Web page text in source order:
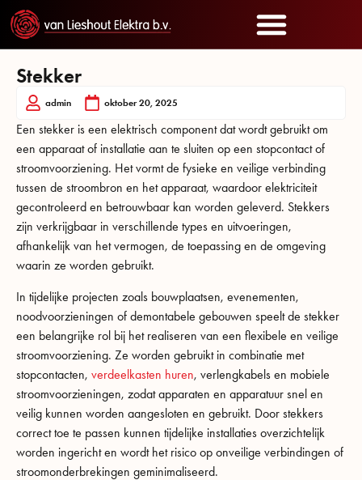
Stekker
admin oktober 20, 2025
Een stekker is een elektrisch component dat wordt gebruikt om
een apparaat of installatie aan te sluiten op een stopcontact of
stroomvoorziening. Het vormt de fysieke en veilige verbinding
tussen de stroombron en het apparaat, waardoor elektriciteit
gecontroleerd en betrouwbaar kan worden geleverd. Stekkers
zijn verkrijgbaar in verschillende types en uitvoeringen,
afhankelijk van het vermogen, de toepassing en de omgeving
waarin ze worden gebruikt.
In tijdelijke projecten zoals bouwplaatsen, evenementen,
noodvoorzieningen of demontabele gebouwen speelt de stekker
een belangrijke rol bij het realiseren van een flexibele en veilige
stroomvoorziening. Ze worden gebruikt in combinatie met
stopcontacten, verdeelkasten huren, verlengkabels en mobiele
stroomvoorzieningen, zodat apparaten en apparatuur snel en
veilig kunnen worden aangesloten en gebruikt. Door stekkers
correct toe te passen kunnen tijdelijke installaties overzichtelijk
worden ingericht en wordt het risico op onveilige verbindingen of
stroomonderbrekingen geminimaliseerd.